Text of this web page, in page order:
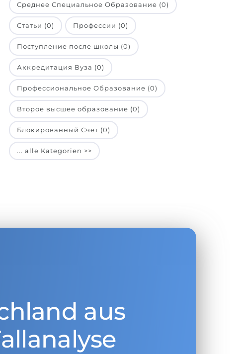
Среднее Специальное Образование (0)
Статьи (0) Профессии (0)
Поступление после школы (0)
Аккредитация Вуза (0)
Профессиональное Образование (0)
Второе высшее образование (0)
Блокированный Счет (0)
... alle Kategorien >>
aus